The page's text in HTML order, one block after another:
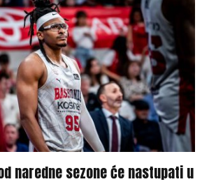
naredne sezone će nastupati u